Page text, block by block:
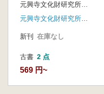
新刊 在庫なし
古書 2 点
569 円~